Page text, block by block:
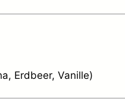
Erdbeer, Vanille)